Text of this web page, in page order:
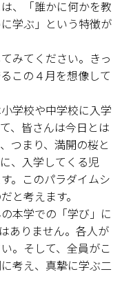
、「誰かに何かを教
学ぶ」という特徴が
みてください。きっ
この４月を想像して
学校や中学校に入学
、皆さんは今日とは
つまり、満開の桜と
、入学してくる児
。このパラダイムシ
と考えます。
本学での「学び」に
ありません。各人が
。そして、全員がこ
考え、真摯に学ぶ二